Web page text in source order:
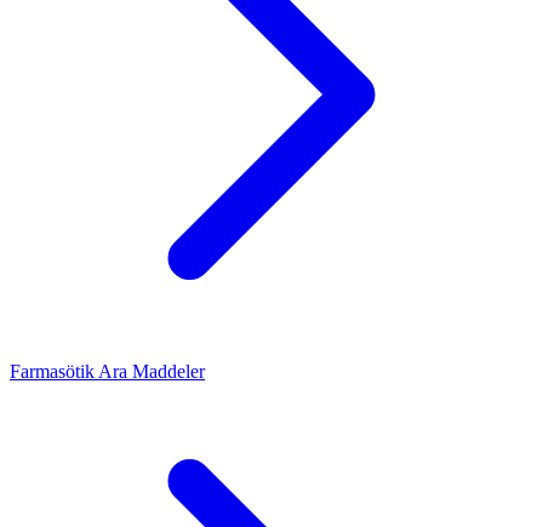
Farmasötik Ara Maddeler